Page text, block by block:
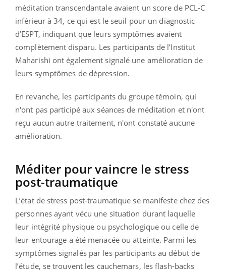
méditation transcendantale avaient un score de PCL-C
inférieur à 34, ce qui est le seuil pour un diagnostic
d’ESPT, indiquant que leurs symptômes avaient
complètement disparu. Les participants de l’Institut
Maharishi ont également signalé une amélioration de
leurs symptômes de dépression.
En revanche, les participants du groupe témoin, qui
n'ont pas participé aux séances de méditation et n'ont
reçu aucun autre traitement, n'ont constaté aucune
amélioration.
Méditer pour vaincre le stress
post-traumatique
L’état de stress post-traumatique se manifeste chez des
personnes ayant vécu une situation durant laquelle
leur intégrité physique ou psychologique ou celle de
leur entourage a été menacée ou atteinte. Parmi les
symptômes signalés par les participants au début de
l’étude, se trouvent les cauchemars, les flash-backs